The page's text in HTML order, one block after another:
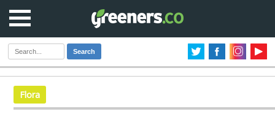
Search
Flora